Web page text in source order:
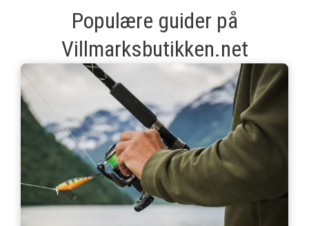
Populære guider på
Villmarksbutikken.net